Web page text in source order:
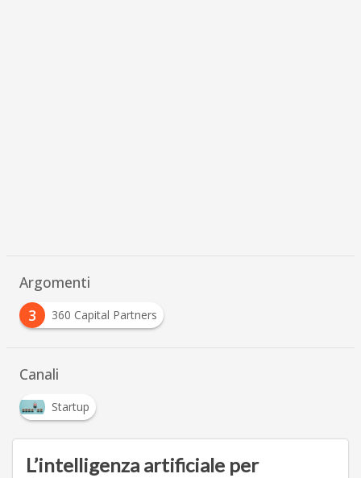
Argomenti
3
360 Capital Partners
Canali
Startup
L’intelligenza artificiale per